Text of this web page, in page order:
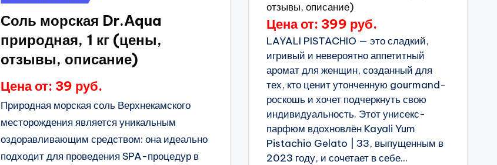
Соль морская Dr.Aqua
природная, 1 кг (цены,
отзывы, описание)
Цена от: 39 руб.
Природная морская соль Верхнекамского
месторождения является уникальным
оздоравливающим средством: она идеально
подходит для проведения SPA-процедур в
отзывы, описание)
Цена от: 399 руб.
LAYALI PISTACHIO — это сладкий,
игривый и невероятно аппетитный
аромат для женщин, созданный для
тех, кто ценит утонченную gourmand-
роскошь и хочет подчеркнуть свою
индивидуальность. Этот унисекс-
парфюм вдохновлён Kayali Yum
Pistachio Gelato | 33, выпущенным в
2023 году, и сочетает в себе...